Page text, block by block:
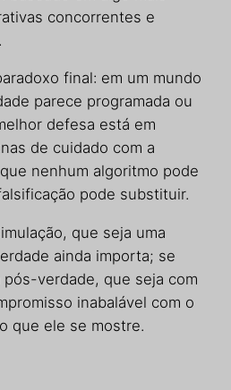
concorrentes e
final: em um mundo
parece programada ou
defesa está em
de cuidado com a
nenhum algoritmo pode
pode substituir.
que seja uma
ainda importa; se
pós-verdade, que seja com
inabalável com o
que ele se mostre.